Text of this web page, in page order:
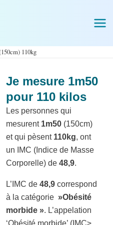
110kg
Je mesure 1m50
pour 110 kilos
Les personnes qui
mesurent 1m50 (150cm)
et qui pèsent 110kg, ont
un IMC (Indice de Masse
Corporelle) de 48,9.
L’IMC de 48,9 correspond
à la catégorie »Obésité
morbide ». L’appelation
‘Obésité morbide’ (IMC≥